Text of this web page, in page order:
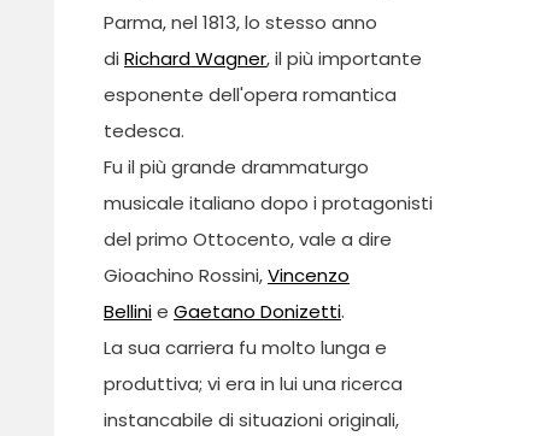
Parma, nel 1813, lo stesso anno
di Richard Wagner, il più importante
esponente dell'opera romantica
tedesca.
Fu il più grande drammaturgo
musicale italiano dopo i protagonisti
del primo Ottocento, vale a dire
Gioachino Rossini,Vincenzo
Bellinie Gaetano Donizetti.
La sua carriera fu molto lunga e
produttiva; vi era in lui una ricerca
instancabile di situazioni originali,